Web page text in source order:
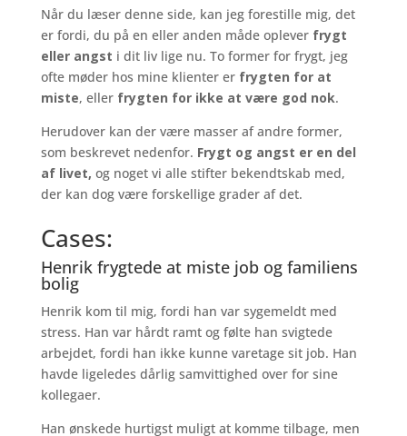
Når du læser denne side, kan jeg forestille mig, det
er fordi, du på en eller anden måde oplever frygt
eller angst i dit liv lige nu. To former for frygt, jeg
ofte møder hos mine klienter er frygten for at
miste, eller frygten for ikke at være god nok.
Herudover kan der være masser af andre former,
som beskrevet nedenfor. Frygt og angst er en del
af livet, og noget vi alle stifter bekendtskab med,
der kan dog være forskellige grader af det.
Cases:
Henrik frygtede at miste job og familiens
bolig
Henrik kom til mig, fordi han var sygemeldt med
stress. Han var hårdt ramt og følte han svigtede
arbejdet, fordi han ikke kunne varetage sit job. Han
havde ligeledes dårlig samvittighed over for sine
kollegaer.
Han ønskede hurtigst muligt at komme tilbage, men